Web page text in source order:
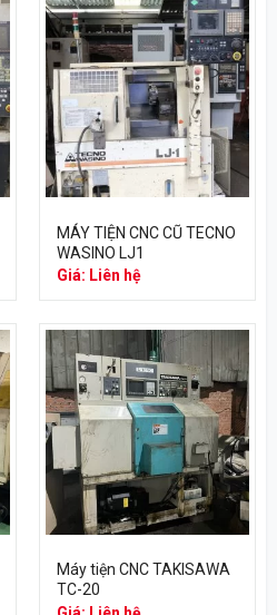
MÁY TIỆN CNC CŨ TECNO
WASINO LJ1
Giá: Liên hệ
Máy tiện CNC TAKISAWA
TC-20